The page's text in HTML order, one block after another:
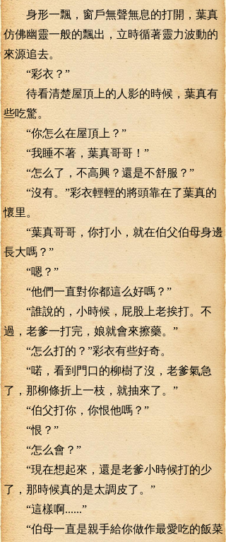
身形一飄，窗戶無聲無息的打開，葉真
仿佛幽靈一般的飄出，立時循著靈力波動的
來源追去。
“彩衣？”
待看清楚屋頂上的人影的時候，葉真有
些吃驚。
“你怎么在屋頂上？”
“我睡不著，葉真哥哥！”
“怎么了，不高興？還是不舒服？”
“沒有。”彩衣輕輕的將頭靠在了葉真的
懷里。
“葉真哥哥，你打小，就在伯父伯母身邊
長大嗎？”
“嗯？”
“他們一直對你都這么好嗎？”
“誰說的，小時候，屁股上老挨打。不
過，老爹一打完，娘就會來擦藥。”
“怎么打的？”彩衣有些好奇。
“喏，看到門口的柳樹了沒，老爹氣急
了，那柳條折上一枝，就抽來了。”
“伯父打你，你恨他嗎？”
“恨？”
“怎么會？”
“現在想起來，還是老爹小時候打的少
了，那時候真的是太調皮了。”
“這樣啊......”
“伯母一直是親手給你做作最愛吃的飯菜